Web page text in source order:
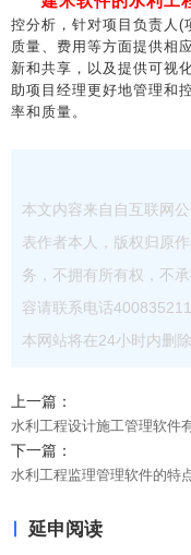
控分析，针对项目负责人(
质量、费用等方面提供相
新和共享，以及提供可视
助项目经理更好地管理和
率和质量。
本文内容来自自互联网
表作者本人，版权归原
务，不拥有所有权，不
容请联系电话
本网站将在24小时内删除
上一篇：
水利工程设计施工管理软件
下一篇：
水利工程监理管理软件的特
延申阅读